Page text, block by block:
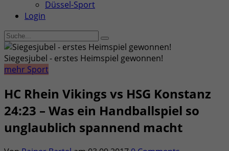
Düssel-Sport
Login
Siegesjubel - erstes Heimspiel gewonnen!
mehr Sport
HC Rhein Vikings vs HSG Konstanz
24:23 – Was ein Handballspiel so
unglaublich spannend macht